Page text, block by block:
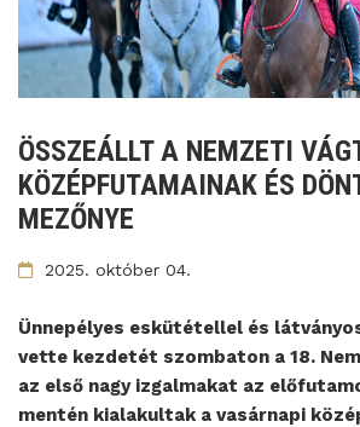
ÖSSZEÁLLT A NEMZETI
KÖZÉPFUTAMAINAK ÉS
MEZŐNYE
2025. október 04.
Ünnepélyes eskütétellel és
vette kezdetét szombaton a 18.
az első nagy izgalmakat az
mentén kialakultak a vasárnapi